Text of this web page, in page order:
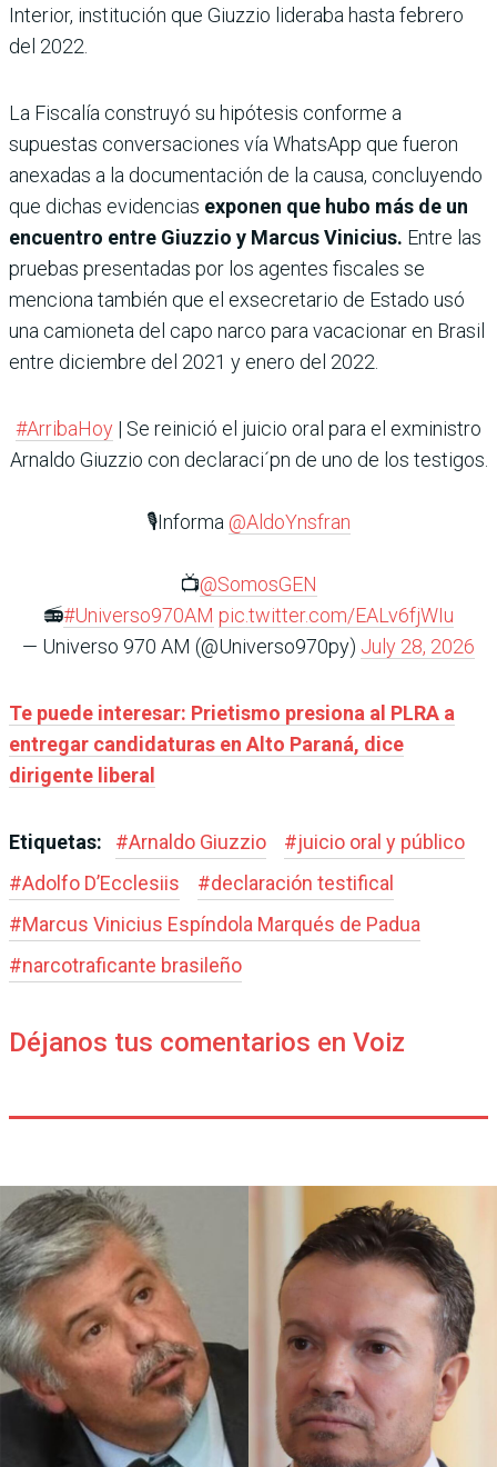
Interior, institución que Giuzzio lideraba hasta febrero
del 2022.
La Fiscalía construyó su hipótesis conforme a
supuestas conversaciones vía WhatsApp que fueron
anexadas a la documentación de la causa, concluyendo
que dichas evidencias exponen que hubo más de un
encuentro entre Giuzzio y Marcus Vinicius. Entre las
pruebas presentadas por los agentes fiscales se
menciona también que el exsecretario de Estado usó
una camioneta del capo narco para vacacionar en Brasil
entre diciembre del 2021 y enero del 2022.
#ArribaHoy | Se reinició el juicio oral para el exministro
Arnaldo Giuzzio con declaraci´pn de uno de los testigos.
🎙️Informa @AldoYnsfran
📺@SomosGEN
📻#Universo970AM pic.twitter.com/EALv6fjWIu
— Universo 970 AM (@Universo970py) July 28, 2026
Te puede interesar: Prietismo presiona al PLRA a
entregar candidaturas en Alto Paraná, dice
dirigente liberal
Etiquetas: #Arnaldo Giuzzio #juicio oral y público
#Adolfo D’Ecclesiis #declaración testifical
#Marcus Vinicius Espíndola Marqués de Padua
#narcotraficante brasileño
Déjanos tus comentarios en Voiz